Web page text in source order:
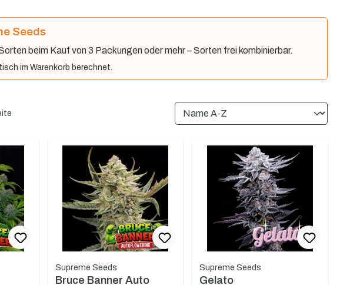
Seeds
beim Kauf von 3 Packungen oder mehr – Sorten frei kombinierbar.
im Warenkorb berechnet.
Supreme Seeds
Bruce Banner Auto
Supreme Seeds
Gelato